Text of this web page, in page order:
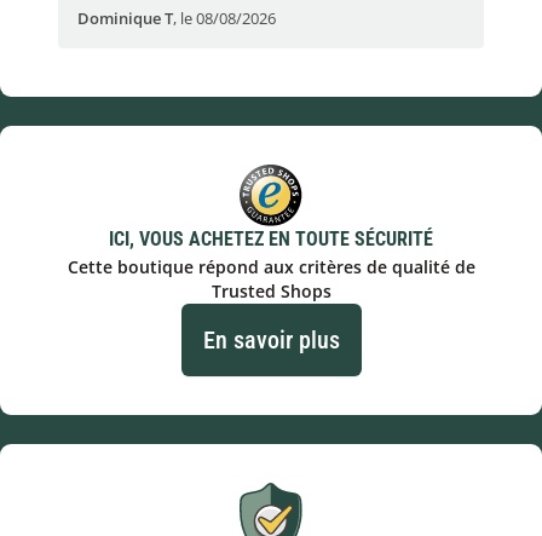
Dominique T, le 08/08/2026
ICI, VOUS ACHETEZ EN TOUTE SÉCURITÉ
Cette boutique répond aux critères de qualité de
Trusted Shops
En savoir plus